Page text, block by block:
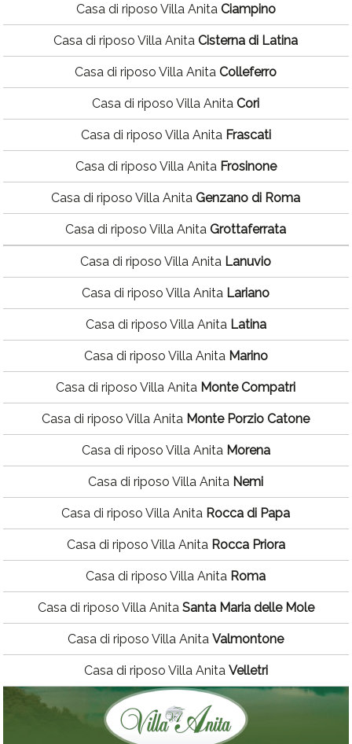
Casa di riposo Villa Anita Ciampino
Casa di riposo Villa AnitaCisterna di Latina
Casa di riposo Villa AnitaColleferro
Casa di riposo Villa AnitaCori
Casa di riposo Villa Anita Frascati
Casa di riposo Villa Anita Frosinone
Casa di riposo Villa AnitaGenzano di Roma
Casa di riposo Villa AnitaGrottaferrata
Casa di riposo Villa Anita Lanuvio
Casa di riposo Villa Anita Lariano
Casa di riposo Villa Anita Latina
Casa di riposo Villa Anita Marino
Casa di riposo Villa Anita Monte Compatri
Casa di riposo Villa Anita Monte Porzio Catone
Casa di riposo Villa Anita Morena
Casa di riposo Villa Anita Nemi
Casa di riposo Villa Anita Rocca di Papa
Casa di riposo Villa Anita Rocca Priora
Casa di riposo Villa Anita Roma
Casa di riposo Villa Anita Santa Maria delle Mole
Casa di riposo Villa AnitaValmontone
Casa di riposo Villa Anita Velletri